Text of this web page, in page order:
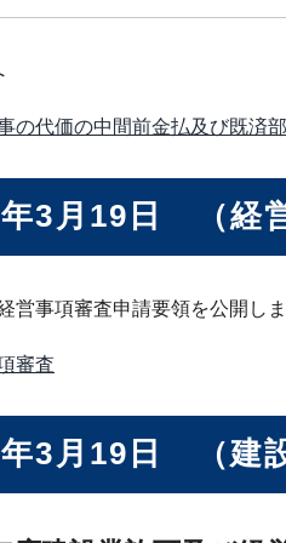
の代価の中間前金払及び既済
3月19日 （経
営事項審査申請要領を公開し
審査
3月19日 （建